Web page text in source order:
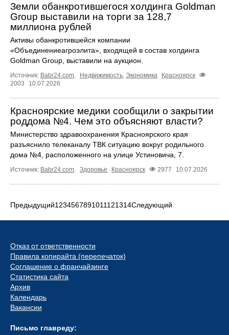
Земли обанкротившегося холдинга Goldman
Group выставили на торги за 128,7
миллиона рублей
Активы обанкротившейся компании
«Объединениеагроэлита», входящей в состав холдинга
Goldman Group, выставили на аукцион.
Источник: Babr24.com Недвижимость Экономика
Красноярск
2003
10.07.2026
Красноярские медики сообщили о закрытии
роддома №4. Чем это объясняют власти?
Министерство здравоохранения Красноярского края
разъяснило телеканалу ТВК ситуацию вокруг родильного
дома №4, расположенного на улице Устиновича, 7.
Источник: Babr24.com. Здоровье Красноярск 2977 10.07.2026
Предыдущий1 234567891011121314Следующий
Отказ от ответственности
Правила копирайта (перепечаток)
Соглашение о франчайзинге
Статистика сайта
Архив
Календарь
Вакансии
Письмо главреду: